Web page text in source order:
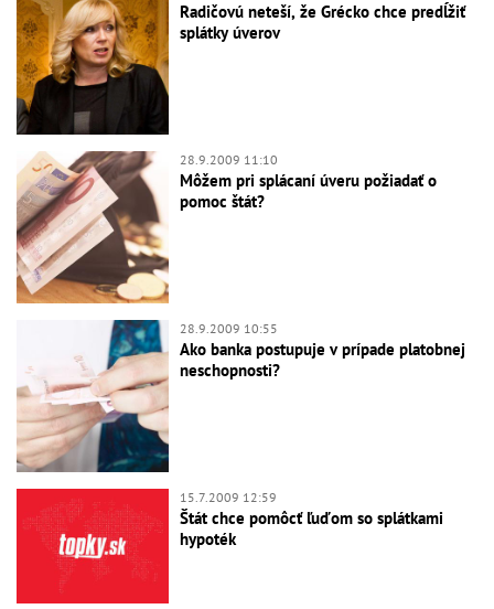
Radičovú neteší, že Grécko chce predĺžiť
splátky úverov
28.9.2009 11:10
Môžem pri splácaní úveru požiadať o
pomoc štát?
28.9.2009 10:55
Ako banka postupuje v prípade platobnej
neschopnosti?
15.7.2009 12:59
Štát chce pomôcť ľuďom so splátkami
hypoték